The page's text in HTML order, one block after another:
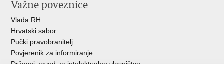
Važne poveznice
Vlada RH
Hrvatski sabor
Pučki pravobranitelj
Povjerenik za informiranje